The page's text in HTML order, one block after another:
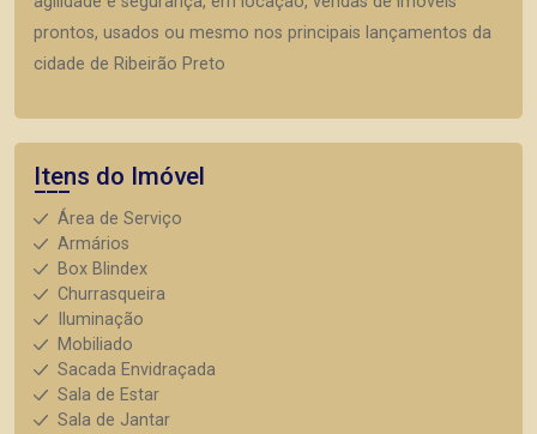
prontos, usados ou mesmo nos principais lançamentos da
cidade de Ribeirão Preto
Itens do Imóvel
Área de Serviço
Armários
Box Blindex
Churrasqueira
Iluminação
Mobiliado
Sacada Envidraçada
Sala de Estar
Sala de Jantar